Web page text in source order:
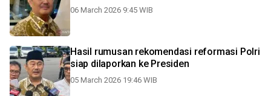
06 March 2026 9:45 WIB
Hasil rumusan rekomendasi reformasi Polri
siap dilaporkan ke Presiden
05 March 2026 19:46 WIB